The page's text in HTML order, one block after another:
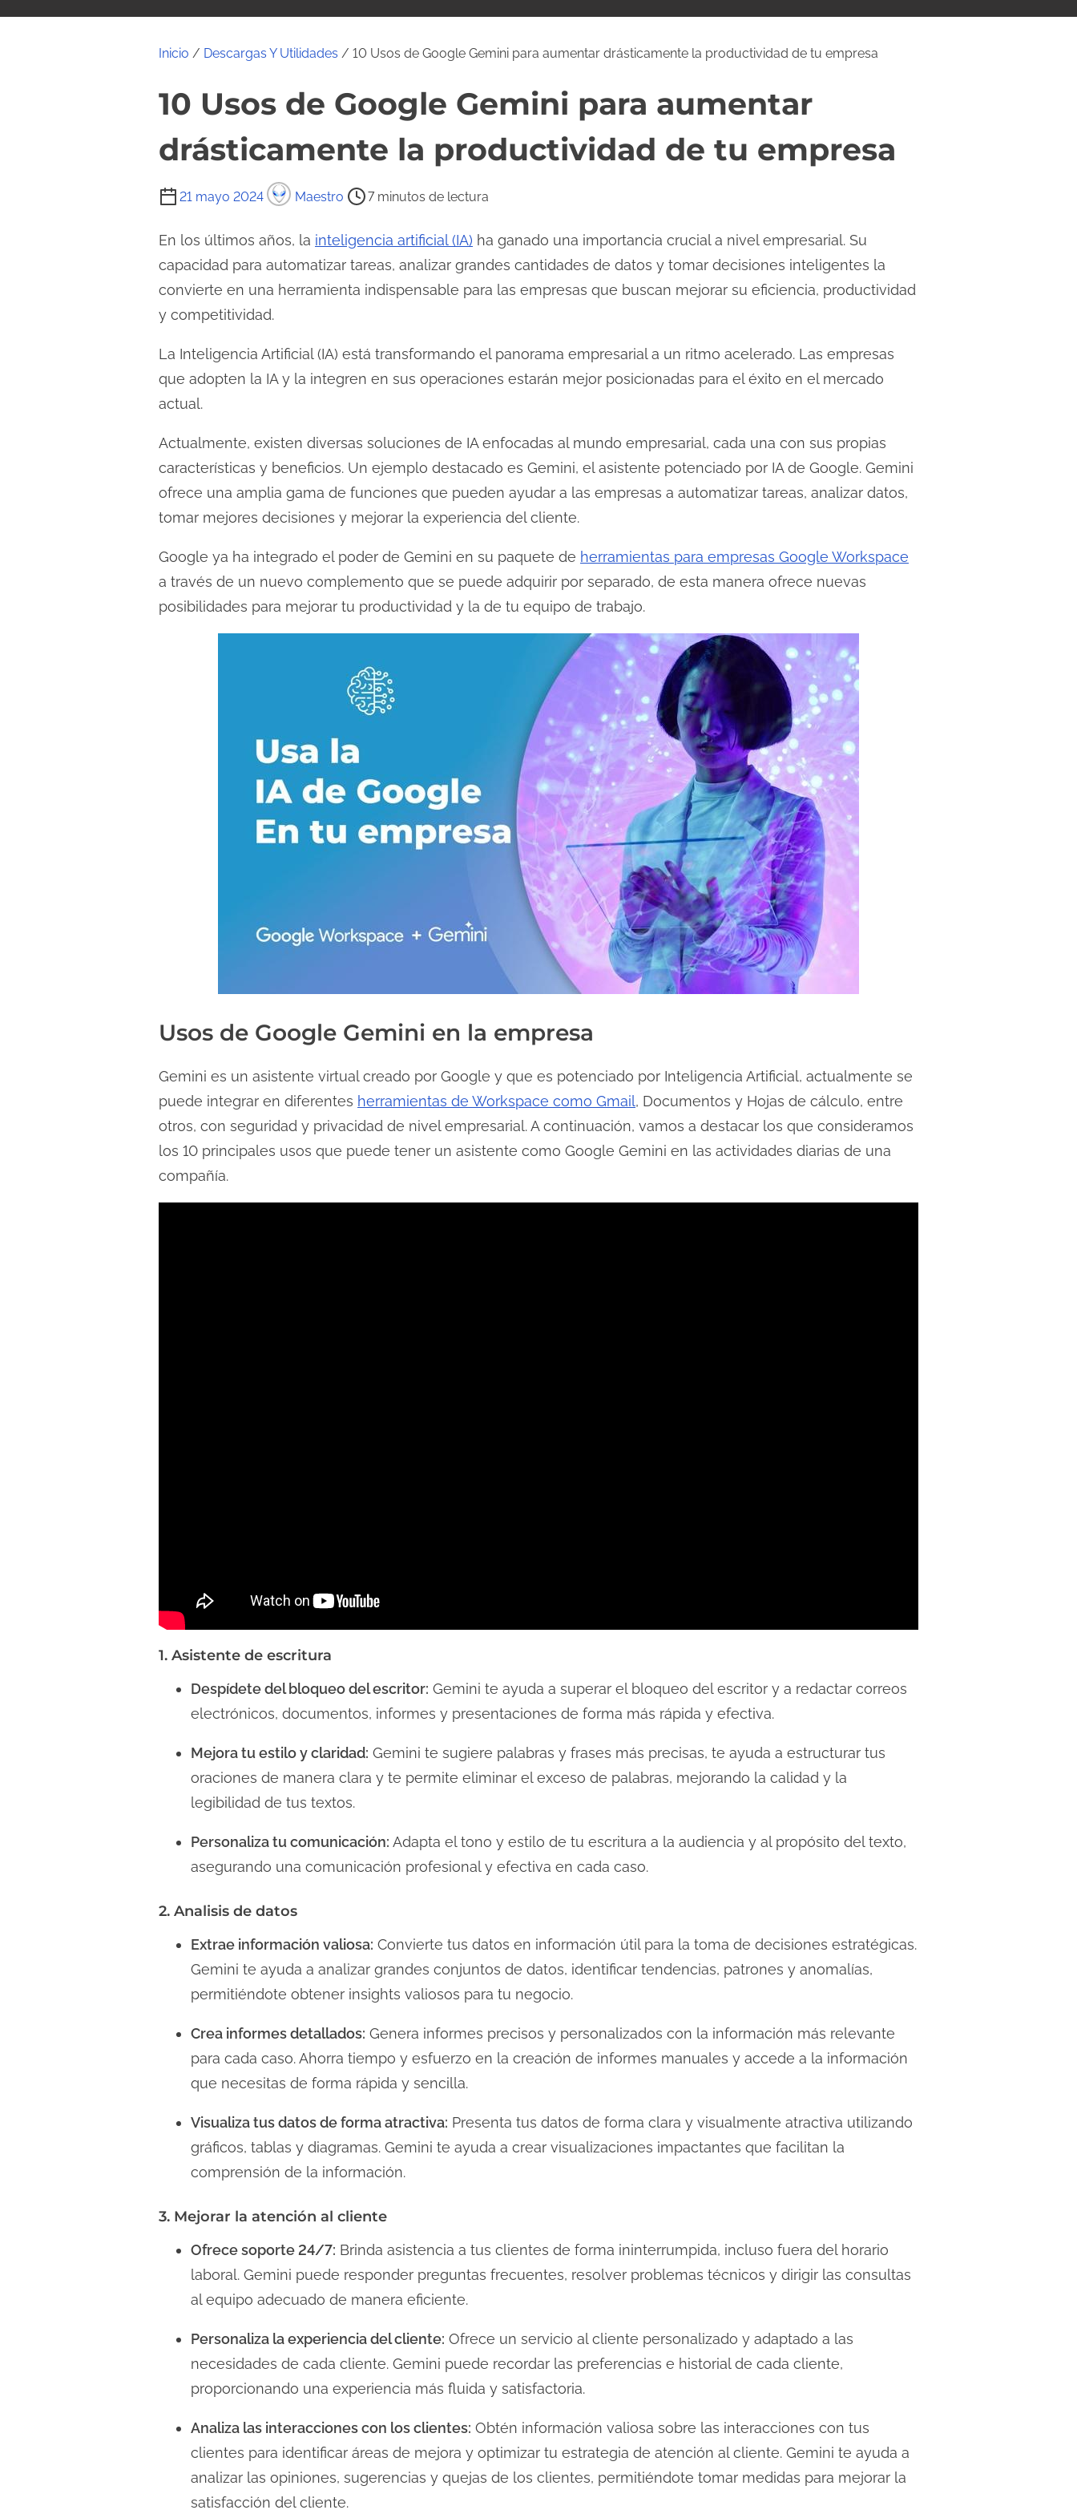
Inicio / Descargas Y Utilidades / 10 Usos de Google Gemini para aumentar drásticamente la productividad de tu empresa
10 Usos de Google Gemini para aumentar
drásticamente la productividad de tu empresa
21 mayo 2024 Maestro
T
e
m
d
e
t
u
e
e
7 minutos de lectura
En los últimos años, la inteligencia artificial (IA) ha ganado una importancia crucial a nivel empresarial. Su
capacidad para automatizar tareas, analizar grandes cantidades de datos y tomar decisiones inteligentes la
convierte en una herramienta indispensable para las empresas que buscan mejorar su eficiencia, productividad
y competitividad.
La Inteligencia Artificial (IA) está transformando el panorama empresarial a un ritmo acelerado. Las empresas
que adopten la IA y la integren en sus operaciones estarán mejor posicionadas para el éxito en el mercado
actual.
Actualmente, existen diversas soluciones de IA enfocadas al mundo empresarial, cada una con sus propias
características y beneficios. Un ejemplo destacado es Gemini, el asistente potenciado por IA de Google. Gemini
ofrece una amplia gama de funciones que pueden ayudar a las empresas a automatizar tareas, analizar datos,
tomar mejores decisiones y mejorar la experiencia del cliente.
Google ya ha integrado el poder de Gemini en su paquete de herramientas para empresas Google Workspace
a través de un nuevo complemento que se puede adquirir por separado, de esta manera ofrece nuevas
posibilidades para mejorar tu productividad y la de tu equipo de trabajo.
Usos de Google Gemini en la empresa
Gemini es un asistente virtual creado por Google y que es potenciado por Inteligencia Artificial, actualmente se
puede integrar en diferentes herramientas de Workspace como Gmail, Documentos y Hojas de cálculo, entre
otros, con seguridad y privacidad de nivel empresarial. A continuación, vamos a destacar los que consideramos
los 10 principales usos que puede tener un asistente como Google Gemini en las actividades diarias de una
compañía.
1. Asistente de escritura
Despídete del bloqueo del escritor: Gemini te ayuda a superar el bloqueo del escritor y a redactar correos
electrónicos, documentos, informes y presentaciones de forma más rápida y efectiva.
Mejora tu estilo y claridad: Gemini te sugiere palabras y frases más precisas, te ayuda a estructurar tus
oraciones de manera clara y te permite eliminar el exceso de palabras, mejorando la calidad y la
legibilidad de tus textos.
Personaliza tu comunicación: Adapta el tono y estilo de tu escritura a la audiencia y al propósito del texto,
asegurando una comunicación profesional y efectiva en cada caso.
2. Analisis de datos
Extrae información valiosa: Convierte tus datos en información útil para la toma de decisiones estratégicas.
Gemini te ayuda a analizar grandes conjuntos de datos, identificar tendencias, patrones y anomalías,
permitiéndote obtener insights valiosos para tu negocio.
Crea informes detallados: Genera informes precisos y personalizados con la información más relevante
para cada caso. Ahorra tiempo y esfuerzo en la creación de informes manuales y accede a la información
que necesitas de forma rápida y sencilla.
Visualiza tus datos de forma atractiva: Presenta tus datos de forma clara y visualmente atractiva utilizando
gráficos, tablas y diagramas. Gemini te ayuda a crear visualizaciones impactantes que facilitan la
comprensión de la información.
3. Mejorar la atención al cliente
Ofrece soporte 24/7: Brinda asistencia a tus clientes de forma ininterrumpida, incluso fuera del horario
laboral. Gemini puede responder preguntas frecuentes, resolver problemas técnicos y dirigir las consultas
al equipo adecuado de manera eficiente.
Personaliza la experiencia del cliente: Ofrece un servicio al cliente personalizado y adaptado a las
necesidades de cada cliente. Gemini puede recordar las preferencias e historial de cada cliente,
proporcionando una experiencia más fluida y satisfactoria.
Analiza las interacciones con los clientes: Obtén información valiosa sobre las interacciones con tus
clientes para identificar áreas de mejora y optimizar tu estrategia de atención al cliente. Gemini te ayuda a
analizar las opiniones, sugerencias y quejas de los clientes, permitiéndote tomar medidas para mejorar la
satisfacción del cliente.